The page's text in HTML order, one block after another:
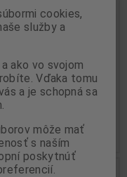
BLUE FALL
WALL ANNIVERSARY -
IXO
číslo:IX-MOC053
1 ks
EUR
Pridať do košíka
cookies,
služby a
ako vo svojom
Vďaka tomu
a je schopná sa
môže mať
s naším
poskytnúť